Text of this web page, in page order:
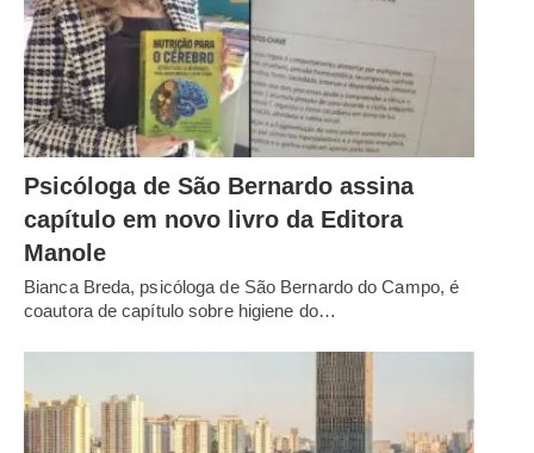
Psicóloga de São Bernardo assina
capítulo em novo livro da Editora
Manole
Bianca Breda, psicóloga de São Bernardo do Campo, é
coautora de capítulo sobre higiene do…